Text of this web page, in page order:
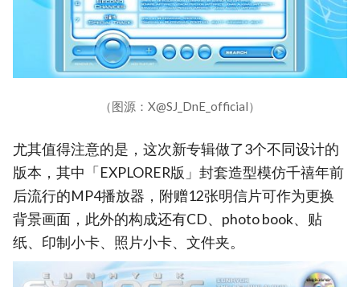
（图源：X@SJ_DnE_official）
尤其值得注意的是，这次新专辑做了3个不同设计的
版本，其中「EXPLORER版」封套造型模仿千禧年前
后流行的MP4播放器，附赠12张明信片可作为更换
背景画面，此外的构成还有CD、photo book、贴
纸、印制小卡、照片小卡、文件夹。